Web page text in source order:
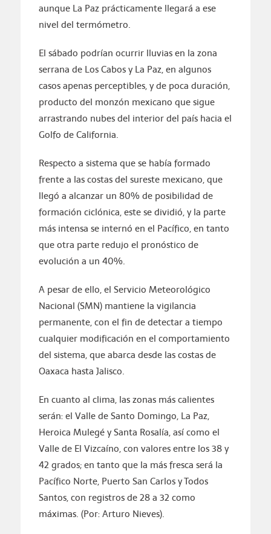
aunque La Paz prácticamente llegará a ese
nivel del termómetro.
El sábado podrían ocurrir lluvias en la zona
serrana de Los Cabos y La Paz, en algunos
casos apenas perceptibles, y de poca duración,
producto del monzón mexicano que sigue
arrastrando nubes del interior del país hacia el
Golfo de California.
Respecto a sistema que se había formado
frente a las costas del sureste mexicano, que
llegó a alcanzar un 80% de posibilidad de
formación ciclónica, este se dividió, y la parte
más intensa se internó en el Pacífico, en tanto
que otra parte redujo el pronóstico de
evolución a un 40%.
A pesar de ello, el Servicio Meteorológico
Nacional (SMN) mantiene la vigilancia
permanente, con el fin de detectar a tiempo
cualquier modificación en el comportamiento
del sistema, que abarca desde las costas de
Oaxaca hasta Jalisco.
En cuanto al clima, las zonas más calientes
serán: el Valle de Santo Domingo, La Paz,
Heroica Mulegé y Santa Rosalía, así como el
Valle de El Vizcaíno, con valores entre los 38 y
42 grados; en tanto que la más fresca será la
Pacífico Norte, Puerto San Carlos y Todos
Santos, con registros de 28 a 32 como
máximas. (Por: Arturo Nieves).